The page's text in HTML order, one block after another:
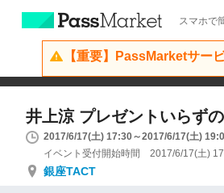
スマホで
【重要】PassMarketサー
井上涼 プレゼントいらず
2017/6/17(土) 17:30～2017/6/17(土)
イベント受付開始時間 2017/6/17(土)
銀座TACT